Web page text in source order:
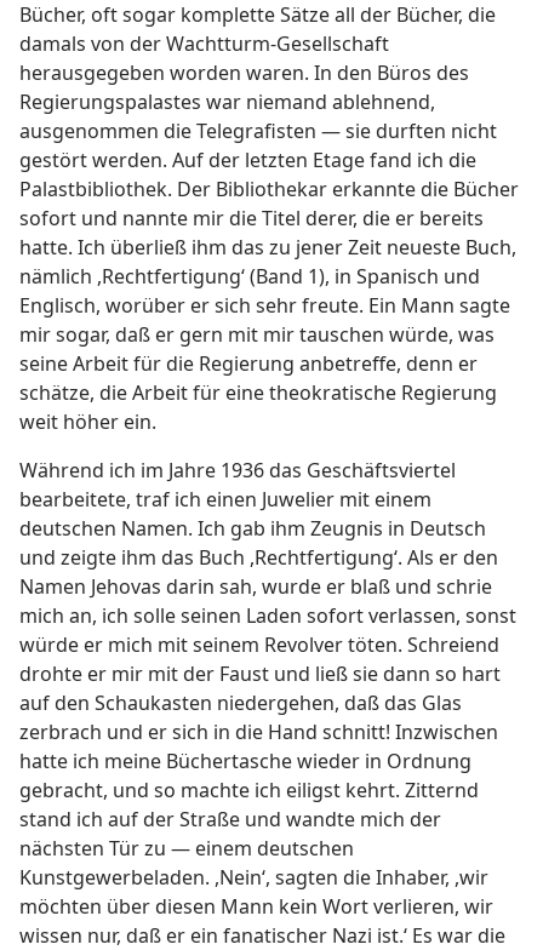
Bücher, oft sogar komplette Sätze all der Bücher, die
damals von der Wachtturm-Gesellschaft
herausgegeben worden waren. In den Büros des
Regierungspalastes war niemand ablehnend,
ausgenommen die Telegrafisten — sie durften nicht
gestört werden. Auf der letzten Etage fand ich die
Palastbibliothek. Der Bibliothekar erkannte die Bücher
sofort und nannte mir die Titel derer, die er bereits
hatte. Ich überließ ihm das zu jener Zeit neueste Buch,
nämlich ,Rechtfertigung‘ (Band 1), in Spanisch und
Englisch, worüber er sich sehr freute. Ein Mann sagte
mir sogar, daß er gern mit mir tauschen würde, was
seine Arbeit für die Regierung anbetreffe, denn er
schätze, die Arbeit für eine theokratische Regierung
weit höher ein.
Während ich im Jahre 1936 das Geschäftsviertel
bearbeitete, traf ich einen Juwelier mit einem
deutschen Namen. Ich gab ihm Zeugnis in Deutsch
und zeigte ihm das Buch ,Rechtfertigung‘. Als er den
Namen Jehovas darin sah, wurde er blaß und schrie
mich an, ich solle seinen Laden sofort verlassen, sonst
würde er mich mit seinem Revolver töten. Schreiend
drohte er mir mit der Faust und ließ sie dann so hart
auf den Schaukasten niedergehen, daß das Glas
zerbrach und er sich in die Hand schnitt! Inzwischen
hatte ich meine Büchertasche wieder in Ordnung
gebracht, und so machte ich eiligst kehrt. Zitternd
stand ich auf der Straße und wandte mich der
nächsten Tür zu — einem deutschen
Kunstgewerbeladen. ,Nein‘, sagten die Inhaber, ,wir
möchten über diesen Mann kein Wort verlieren, wir
wissen nur, daß er ein fanatischer Nazi ist.‘ Es war die